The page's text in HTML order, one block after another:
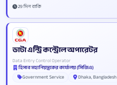
29 দিন বাকি
ডাটা এন্ট্রি কন্ট্রোল অপারেটর
Data Entry Control Operator
হিসাব মহানিয়ন্ত্রকের কার্যালয় (সিজিএ)
Government Service
Dhaka, Bangladesh